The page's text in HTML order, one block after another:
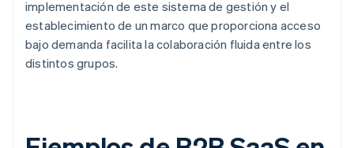
implementación de este sistema de gestión y el
establecimiento de un marco que proporciona acceso
bajo demanda facilita la colaboración fluida entre los
distintos grupos.